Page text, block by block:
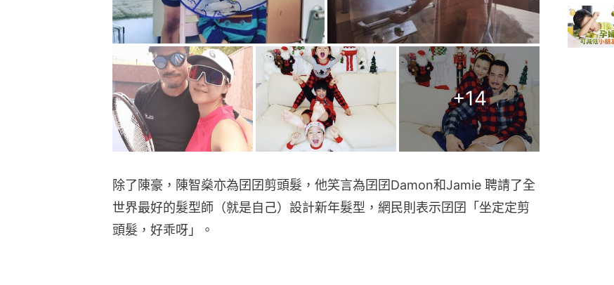
+14
除了陳豪，陳智燊亦為囝囝剪頭髮，他笑言為囝囝Damon和Jamie 聘請了全
世界最好的髮型師（就是自己）設計新年髮型，網民則表示囝囝「坐定定剪
頭髮，好乖呀」。